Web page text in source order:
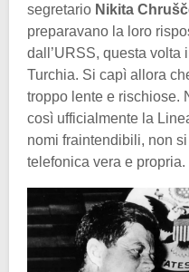
segretario Nikita
preparavano la loro
dall’URSS, questa volta
Turchia. Si capì allora
troppo lente e rischiose.
così ufficialmente la
nomi fraintendibili, non
telefonica vera e propria.